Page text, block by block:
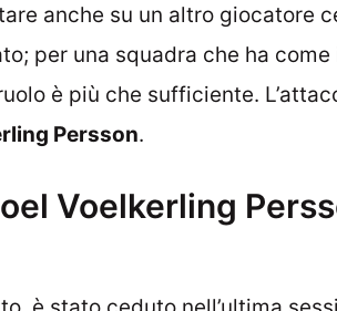
anche su un altro giocatore
per una squadra che ha
è più che sufficiente.
Persson.
Voelkerling